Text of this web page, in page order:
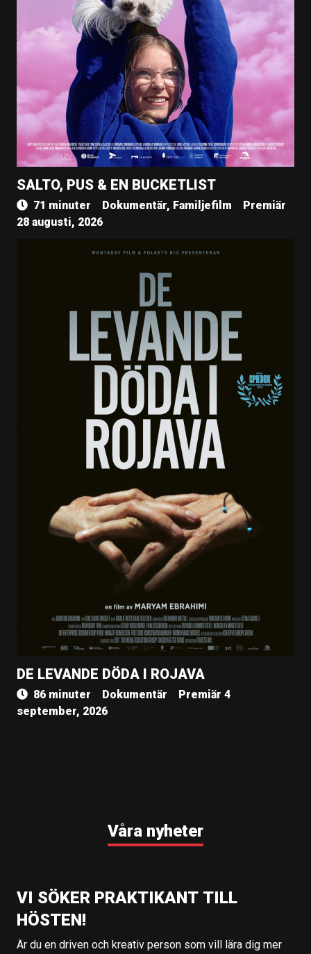
SALTO, PUS & EN BUCKETLIST
71 minuter Dokumentär, Familjefilm
Premiär
28 augusti, 2026
DE LEVANDE DÖDA I ROJAVA
86 minuter Dokumentär
Premiär 4
september, 2026
Våra nyheter
VI SÖKER PRAKTIKANT TILL
HÖSTEN!
Är du en driven och kreativ person som vill lära dig mer